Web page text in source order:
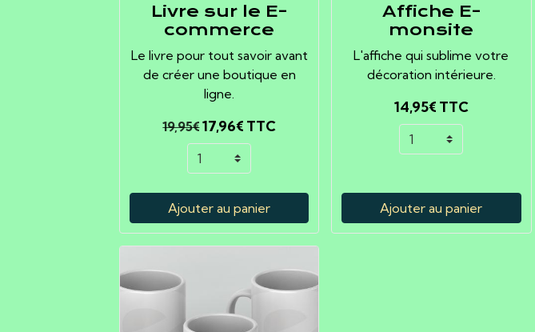
Livre sur le E-
commerce
Le livre pour tout savoir avant
de créer une boutique en
ligne.
19,95€ 17,96€ TTC
Ajouter au panier
Affiche E-
monsite
L'affiche qui sublime votre
décoration intérieure.
14,95€ TTC
Ajouter au panier